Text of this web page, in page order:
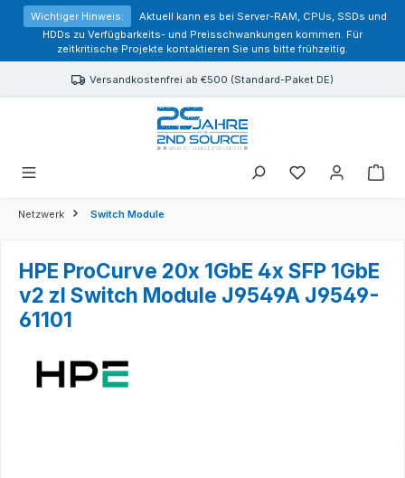
springen
Wichtiger Hinweis:
Aktuell kann es bei Server-RAM, CPUs, SSDs und
HDDs zu Verfügbarkeits- und Preisschwankungen kommen. Für
zeitkritische Projekte kontaktieren Sie uns bitte frühzeitig.
Versandkostenfrei ab €500 (Standard-Paket DE)
Sie haben 0
Netzwerk Switch Module
HPE ProCurve 20x 1GbE 4x SFP 1GbE
v2 zl Switch Module J9549A J9549-
61101